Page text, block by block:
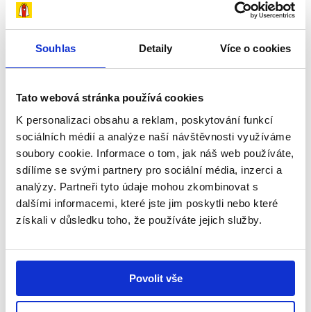
Souhlas Detaily Více o cookies
Tato webová stránka používá cookies
K personalizaci obsahu a reklam, poskytování funkcí
sociálních médií a analýze naší návštěvnosti využíváme
soubory cookie. Informace o tom, jak náš web používáte,
sdílíme se svými partnery pro sociální média, inzerci a
analýzy. Partneři tyto údaje mohou zkombinovat s
dalšími informacemi, které jste jim poskytli nebo které
získali v důsledku toho, že používáte jejich služby.
Povolit vše
Pravidla poskytování finanční pomoci
Kontakt
Chci pomáhat
E-SHOP
Sledujte nás
Page under construction
We are currently working on english pages. They will be available
soon.
Homepage
(pracovní dny od 8:00 do 15:00)